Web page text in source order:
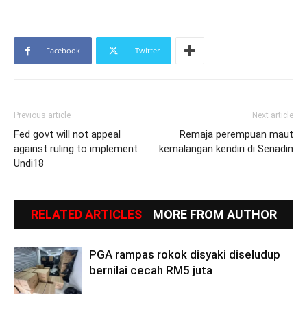
Facebook Twitter
Previous article
Fed govt will not appeal
against ruling to implement
Undi18
Next article
Remaja perempuan maut
kemalangan kendiri di Senadin
RELATED ARTICLES MORE FROM AUTHOR
PGA rampas rokok disyaki diseludup
bernilai cecah RM5 juta